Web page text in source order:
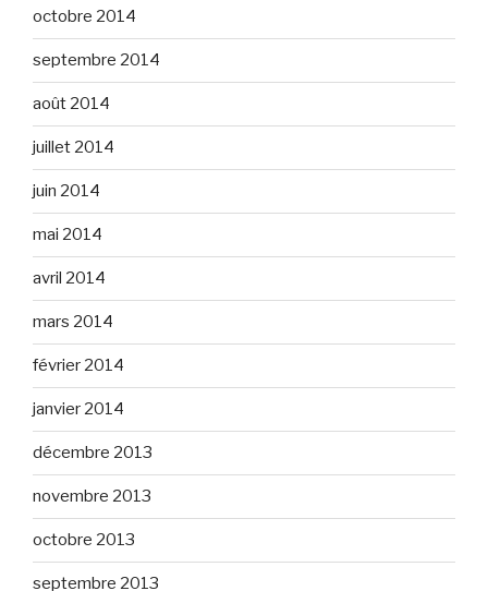
octobre 2014
septembre 2014
août 2014
juillet 2014
juin 2014
mai 2014
avril 2014
mars 2014
février 2014
janvier 2014
décembre 2013
novembre 2013
octobre 2013
septembre 2013